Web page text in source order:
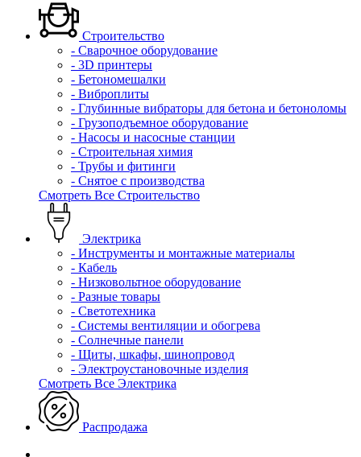
Строительство
- Сварочное оборудование
- 3D принтеры
- Бетономешалки
- Виброплиты
- Глубинные вибраторы для бетона и бетоноломы
- Грузоподъемное оборудование
- Насосы и насосные станции
- Строительная химия
- Трубы и фитинги
- Снятое с производства
Смотреть Все Строительство
Электрика
- Инструменты и монтажные материалы
- Кабель
- Низковольтное оборудование
- Разные товары
- Светотехника
- Системы вентиляции и обогрева
- Солнечные панели
- Щиты, шкафы, шинопровод
- Электроустановочные изделия
Смотреть Все Электрика
Распродажа